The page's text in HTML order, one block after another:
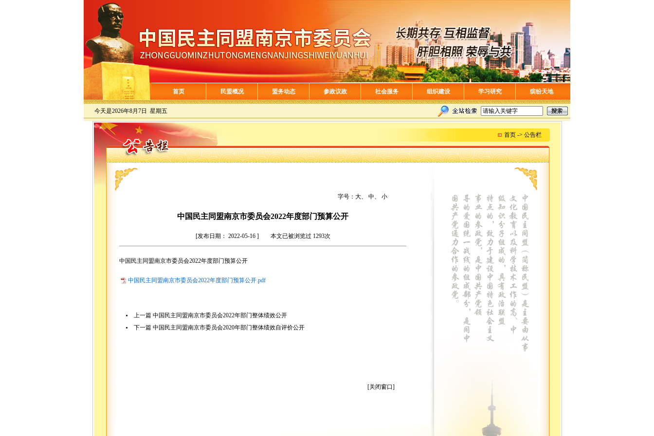
首页 民盟概况 盟务动态 参政议政 社会服务 组织建设 学习研究 缤纷天地
今天是2026年8月7日 星期五
首页 -> 公告栏
字号： 大、 中、 小
中国民主同盟南京市委员会2022年度部门预算公开
[发布日期： 2022-05-16 ] 本文已被浏览过 1293次
中国民主同盟南京市委员会2022年度部门预算公开
中国民主同盟南京市委员会2022年度部门预算公开.pdf
上一篇 中国民主同盟南京市委员会2022年部门整体绩效公开
下一篇 中国民主同盟南京市委员会2020年部门整体绩效自评价公开
[关闭窗口]